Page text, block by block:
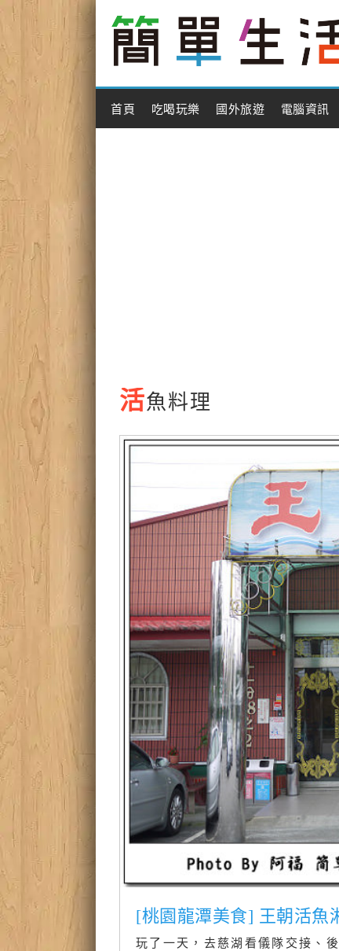
Main Menu
首頁 吃喝玩樂 國外旅遊 電腦資訊
活魚料理
[桃園龍潭美食] 王朝活魚
玩了一天，去慈湖看儀隊交接、